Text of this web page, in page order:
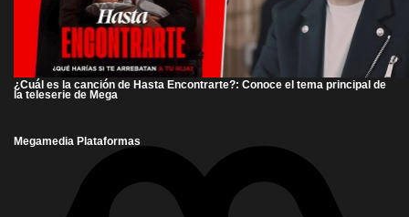
¿Cuál es la canción de Hasta Encontrarte?: Conoce el tema principal de
la teleserie de Mega
Megamedia Plataformas